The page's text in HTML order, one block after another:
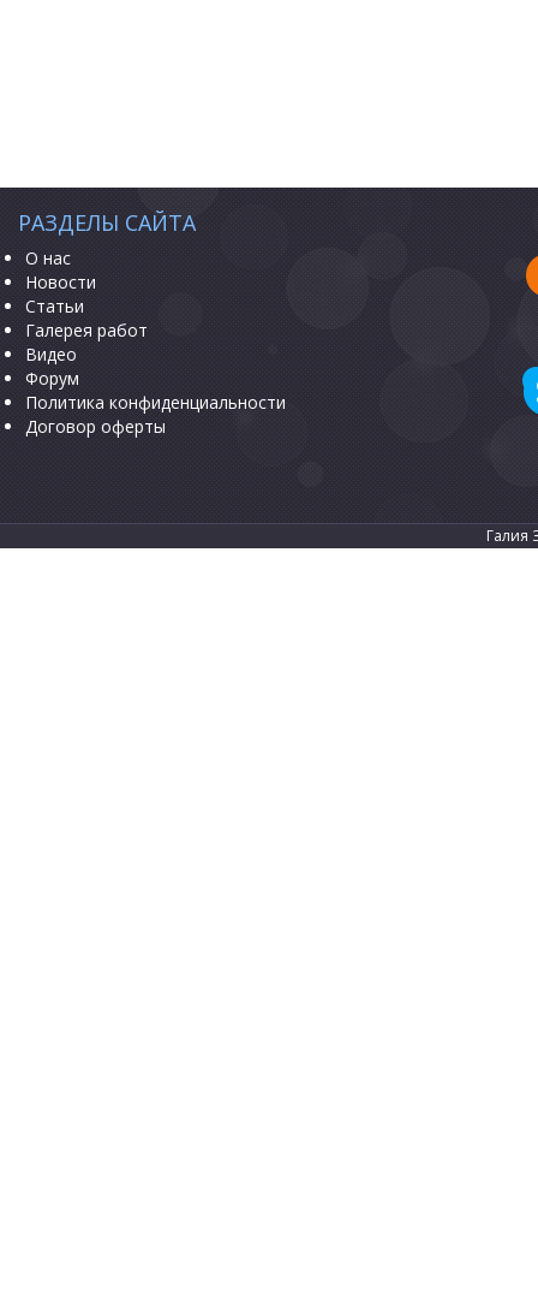
РАЗДЕЛЫ САЙТА
О нас
Новости
Статьи
Галерея работ
Видео
Форум
Политика конфиденциальности
Договор оферты
Галия